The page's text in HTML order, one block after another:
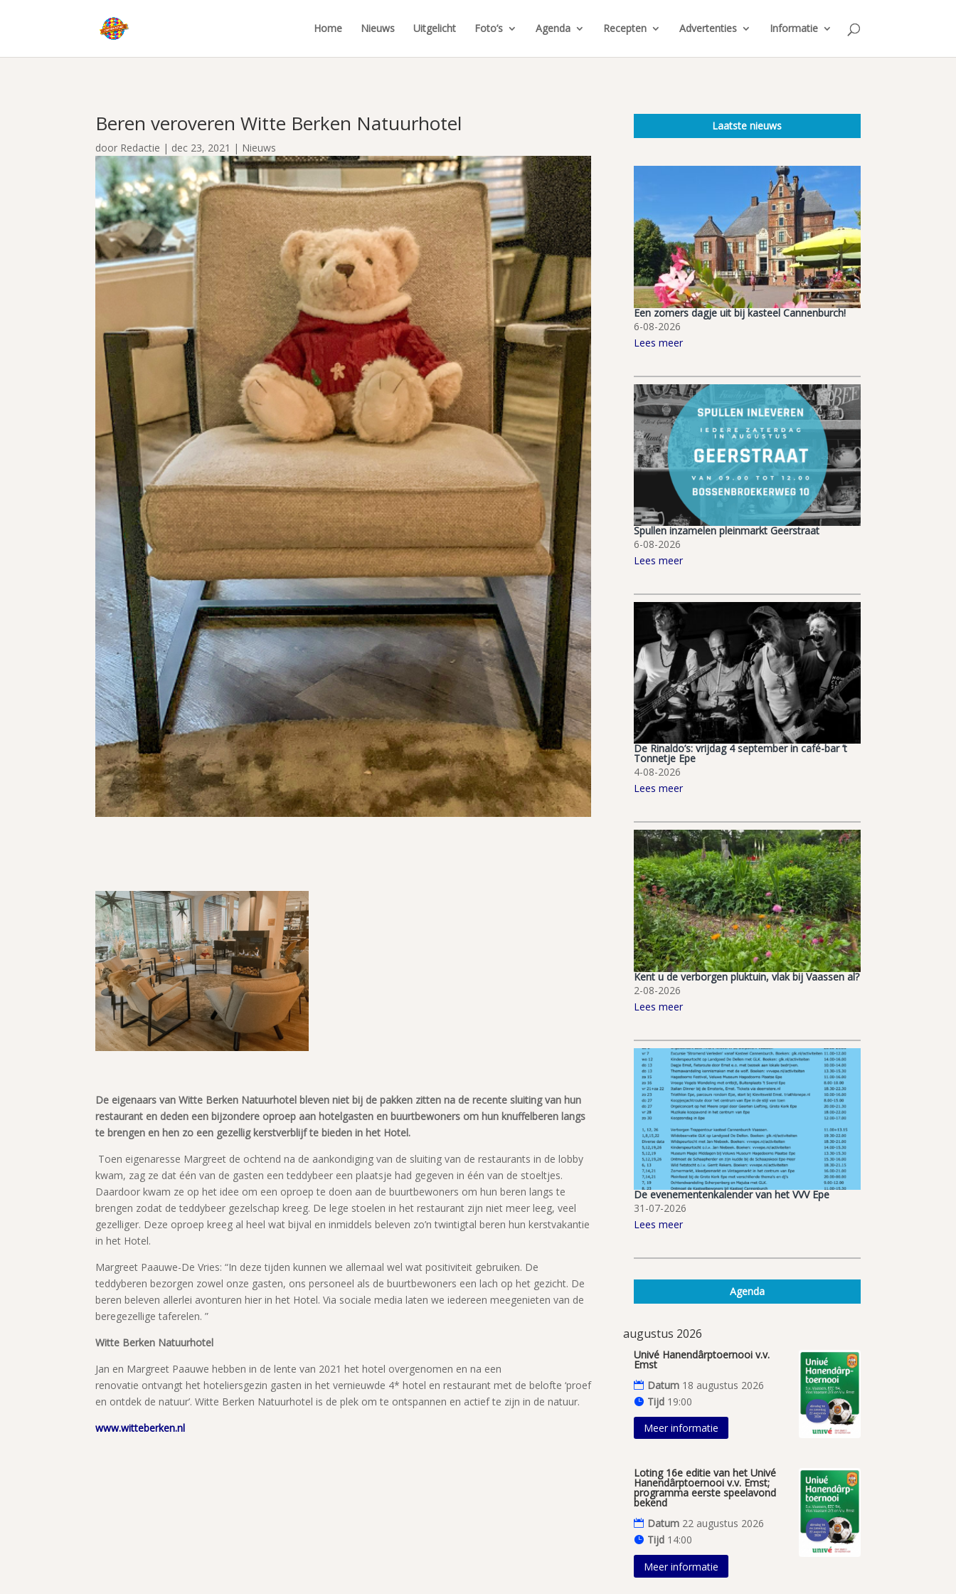
Home Nieuws Uitgelicht Foto’s Agenda Recepten Advertenties Informatie
Beren veroveren Witte Berken Natuurhotel
door Redactie | dec 23, 2021 | Nieuws
De eigenaars van Witte Berken Natuurhotel bleven niet bij de pakken zitten na de recente sluiting van hun
restaurant en deden een bijzondere oproep aan hotelgasten en buurtbewoners om hun knuffelberen langs
te brengen en hen zo een gezellig kerstverblijf te bieden in het Hotel.
Toen eigenaresse Margreet de ochtend na de aankondiging van de sluiting van de restaurants in de lobby
kwam, zag ze dat één van de gasten een teddybeer een plaatsje had gegeven in één van de stoeltjes.
Daardoor kwam ze op het idee om een oproep te doen aan de buurtbewoners om hun beren langs te
brengen zodat de teddybeer gezelschap kreeg. De lege stoelen in het restaurant zijn niet meer leeg, veel
gezelliger. Deze oproep kreeg al heel wat bijval en inmiddels beleven zo’n twintigtal beren hun kerstvakantie
in het Hotel.
Margreet Paauwe-De Vries: “In deze tijden kunnen we allemaal wel wat positiviteit gebruiken. De
teddyberen bezorgen zowel onze gasten, ons personeel als de buurtbewoners een lach op het gezicht. De
beren beleven allerlei avonturen hier in het Hotel. Via sociale media laten we iedereen meegenieten van de
beregezellige taferelen. ”
Witte Berken Natuurhotel
Jan en Margreet Paauwe hebben in de lente van 2021 het hotel overgenomen en na een
renovatie ontvangt het hoteliersgezin gasten in het vernieuwde 4* hotel en restaurant met de belofte ‘proef
en ontdek de natuur’. Witte Berken Natuurhotel is de plek om te ontspannen en actief te zijn in de natuur.
www.witteberken.nl
Laatste nieuws
Een zomers dagje uit bij kasteel Cannenburch!
6-08-2026
Lees meer
Spullen inzamelen pleinmarkt Geerstraat
6-08-2026
Lees meer
De Rinaldo’s: vrijdag 4 september in café-bar ’t
Tonnetje Epe
4-08-2026
Lees meer
Kent u de verborgen pluktuin, vlak bij Vaassen al?
2-08-2026
Lees meer
De evenementenkalender van het VVV Epe
31-07-2026
Lees meer
Agenda
augustus 2026
Univé Hanendârptoernooi v.v.
Emst
Datum 18 augustus 2026
Tijd 19:00
Meer informatie
Loting 16e editie van het Univé
Hanendârptoernooi v.v. Emst;
programma eerste speelavond
bekend
Datum 22 augustus 2026
Tijd 14:00
Meer informatie